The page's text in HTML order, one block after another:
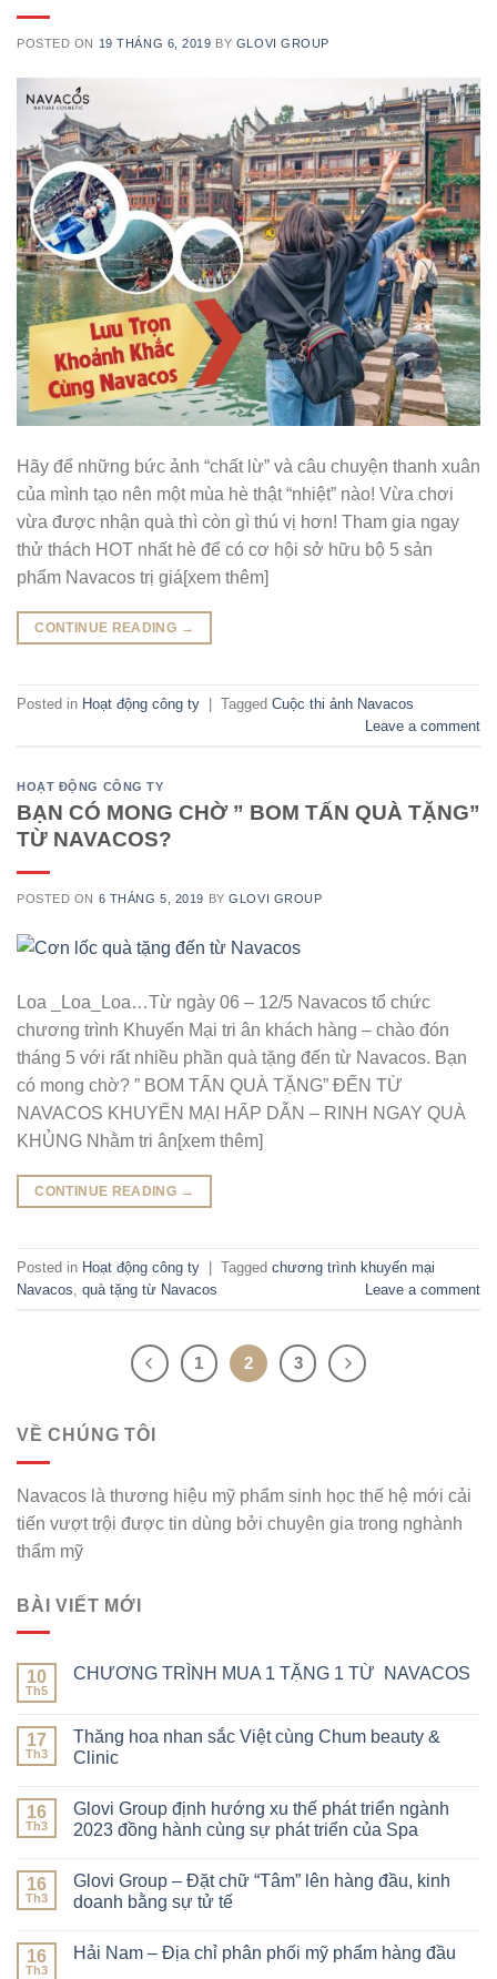
POSTED ON 19 THÁNG 6, 2019 BY GLOVI GROUP
Hãy để những bức ảnh “chất lừ” và câu chuyện thanh xuân
của mình tạo nên một mùa hè thật “nhiệt” nào! Vừa chơi
vừa được nhận quà thì còn gì thú vị hơn! Tham gia ngay
thử thách HOT nhất hè để có cơ hội sở hữu bộ 5 sản
phẩm Navacos trị giá[xem thêm]
CONTINUE READING →
Posted in Hoạt động công ty Tagged Cuộc thi ảnh Navacos
Leave a comment
HOẠT ĐỘNG CÔNG TY
BẠN CÓ MONG CHỜ ” BOM TẤN QUÀ TẶNG”
TỪ NAVACOS?
POSTED ON 6 THÁNG 5, 2019 BYGLOVI GROUP
Loa _Loa_Loa…Từ ngày 06 – 12/5 Navacos tổ chức
chương trình Khuyến Mại tri ân khách hàng – chào đón
tháng 5 với rất nhiều phần quà tặng đến từ Navacos. Bạn
có mong chờ? ” BOM TẤN QUÀ TẶNG” ĐẾN TỪ
NAVACOS KHUYẾN MẠI HẤP DẪN – RINH NGAY QUÀ
KHỦNG Nhằm tri ân[xem thêm]
CONTINUE READING →
Posted in Hoạt động công ty | Tagged chương trình khuyến mại
Navacos quà tặng từ Navacos Leave a comment
1 2 3
VỀ CHÚNG TÔI
Navacos là thương hiệu mỹ phẩm sinh học thế hệ mới cải
tiến vượt trội được tin dùng bởi chuyên gia trong nghành
thẩm mỹ
BÀI VIẾT MỚI
10
Th5
CHƯƠNG TRÌNH MUA 1 TẶNG 1 TỪ NAVACOS
17
Th3
Thăng hoa nhan sắc Việt cùng Chum beauty &
Clinic
16
Th3
Glovi Group định hướng xu thế phát triển ngành
2023 đồng hành cùng sự phát triển của Spa
16
Th3
Glovi Group – Đặt chữ “Tâm” lên hàng đầu, kinh
doanh bằng sự tử tế
16
Th3
Hải Nam – Địa chỉ phân phối mỹ phẩm hàng đầu